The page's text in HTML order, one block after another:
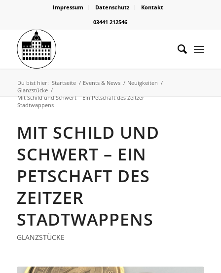
Impressum Datenschutz
Kontakt
03441 212546
Du bist hier: Startseite / Events & News / Neuigkeiten /
Glanzstücke /
Mit Schild und Schwert – Ein Petschaft des Zeitzer
Stadtwappens
MIT SCHILD UND
SCHWERT – EIN
PETSCHAFT DES
ZEITZER
STADTWAPPENS
GLANZSTÜCKE